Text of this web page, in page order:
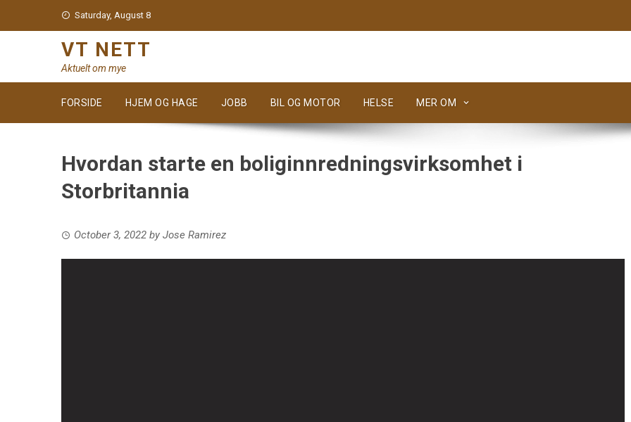
Saturday, August 8
VT NETT
Aktuelt om mye
FORSIDE HJEM OG HAGE JOBB BIL OG MOTOR HELSE MER OM
Hvordan starte en boliginnredningsvirksomhet i
Storbritannia
October 3, 2022 by Jose Ramirez